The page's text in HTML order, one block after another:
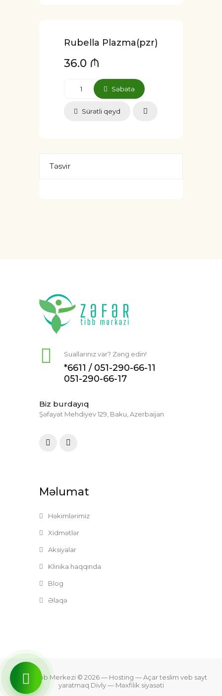
Rubella Plazma(pzr)
36.0 ₼
Səbətə
Sürətli qeyd
Təsvir
Suallarınız var? Zəng edin!
*6611 / 051-290-66-11
051-290-66-17
Biz burdayıq
Şəfayət Mehdiyev 129, Baku, Azerbaijan
Məlumat
Həkimlərimiz
Xidmətlər
Aksiyalar
Klinika haqqında
Blog
Əlaqə
Zefer Tibb Merkezi © 2026— Hosting —Açar teslim veb sayt
yaratmaq Divly— Məxfilik siyasəti